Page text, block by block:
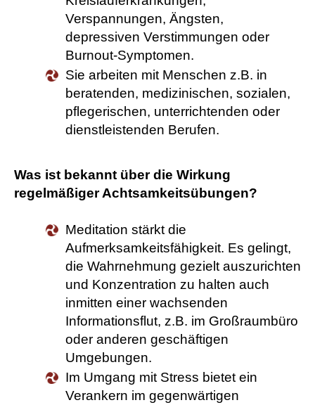
Verspannungen, Ängsten,
depressiven Verstimmungen oder
Burnout-Symptomen.
Sie arbeiten mit Menschen z.B. in
beratenden, medizinischen, sozialen,
pflegerischen, unterrichtenden oder
dienstleistenden Berufen.
Was ist bekannt über die Wirkung
regelmäßiger Achtsamkeitsübungen?
Meditation stärkt die
Aufmerksamkeitsfähigkeit. Es gelingt,
die Wahrnehmung gezielt auszurichten
und Konzentration zu halten auch
inmitten einer wachsenden
Informationsflut, z.B. im Großraumbüro
oder anderen geschäftigen
Umgebungen.
Im Umgang mit Stress bietet ein
Verankern im gegenwärtigen